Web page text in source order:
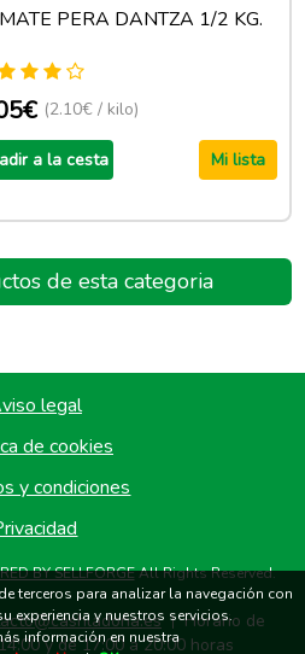
PERA DANTZA 1/2 KG.
(2.10€ / kilo)
a la cesta Mi lista
de esta categoria
legal
de cookies
y condiciones
BY SELLFORGEAll Rights Reserved.
| Horario de
y de 17:00 a 20:00 horas
terceros para analizar la navegación con
experiencia y nuestros servicios.
información en nuestra